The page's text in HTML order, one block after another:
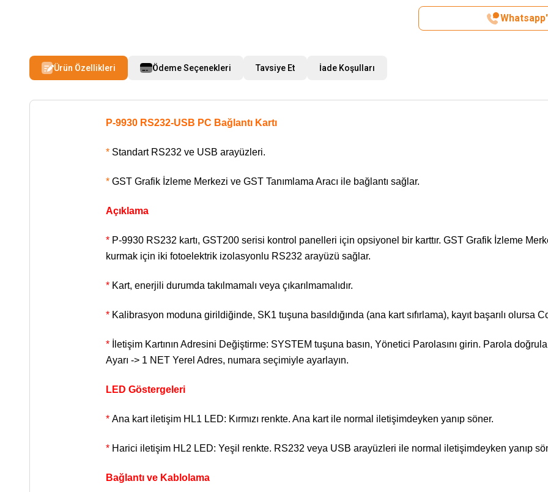
Ürün Özellikleri Ödeme Seçenekleri Tavsiye Et İade Koşulları
P-9930 RS232-USB PC Bağlantı Kartı
* Standart RS232 ve USB arayüzleri.
* GST Grafik İzleme Merkezi ve GST Tanımlama Aracı ile bağlantı sağlar.
Açıklama
* P-9930 RS232 kartı, GST200 serisi kontrol panelleri için opsiyonel bir karttır. GST Grafik İzleme
kurmak için iki fotoelektrik izolasyonlu RS232 arayüzü sağlar.
* Kart, enerjili durumda takılmamalı veya çıkarılmamalıdır.
* Kalibrasyon moduna girildiğinde, SK1 tuşuna basıldığında (ana kart sıfırlama), kayıt başarılı olursa
*
İletişim Kartının Adresini Değiştirme: SYSTEM tuşuna basın, Yönetici Parolasını girin. Parola
Ayarı -> 1 NET Yerel Adres, numara seçimiyle ayarlayın.
LED Göstergeleri
* Ana kart iletişim HL1 LED: Kırmızı renkte. Ana kart ile normal iletişimdeyken yanıp söner.
* Harici iletişim HL2 LED: Yeşil renkte. RS232 veya USB arayüzleri ile normal iletişimdeyken yanıp
Bağlantı ve Kablolama